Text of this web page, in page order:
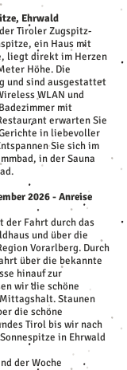
Ehrwald
Tiroler Zugspitz-
ein Haus mit
liegt direkt im Herzen
Höhe. Die
und sind ausgestattet
WLAN und
mit
erwarten Sie
in liebevoller
Sie sich im
in der Sauna
2026 - Anreise
der Fahrt durch das
und über die
Vorarlberg. Durch
über die bekannte
hinauf zur
wir die schöne
Staunen
die schöne
Tirol bis wir nach
in Ehrwald
der Woche